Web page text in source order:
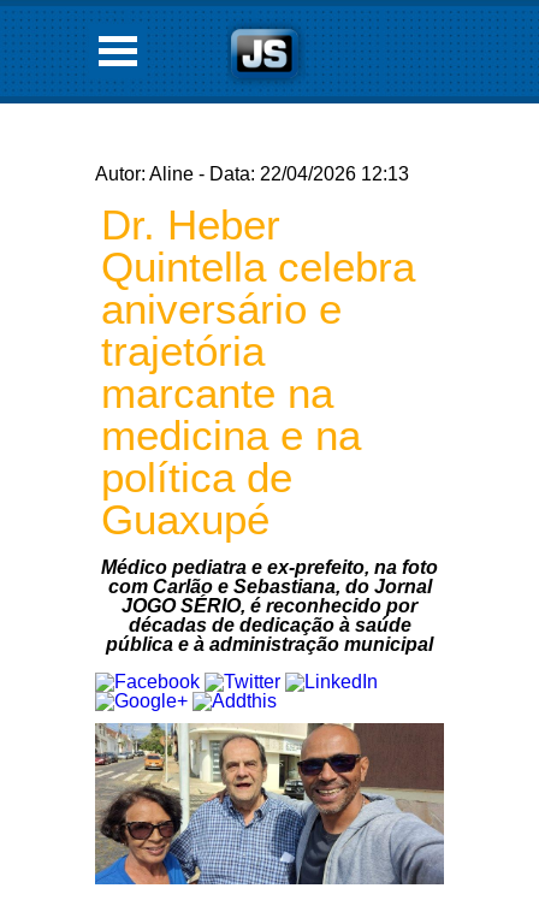
Autor: Aline - Data: 22/04/2026 12:13
Dr. Heber
Quintella celebra
aniversário e
trajetória
marcante na
medicina e na
política de
Guaxupé
Médico pediatra e ex-prefeito, na foto
com Carlão e Sebastiana, do Jornal
JOGO SÉRIO, é reconhecido por
décadas de dedicação à saúde
pública e à administração municipal